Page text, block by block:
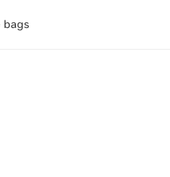
bags